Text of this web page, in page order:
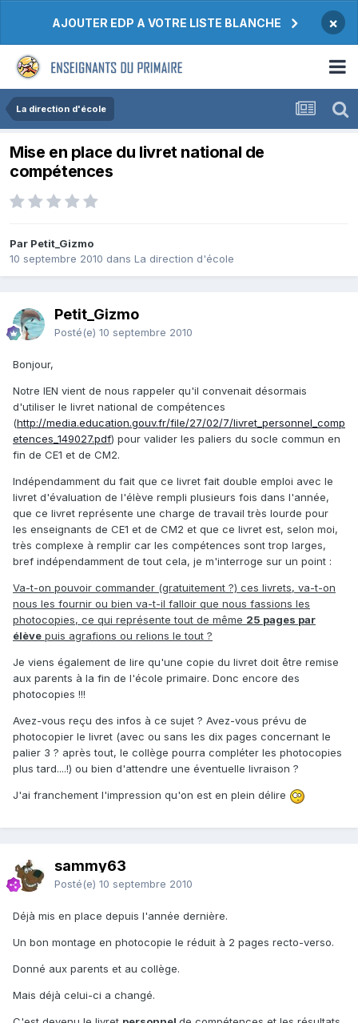
AJOUTER EDP A VOTRE LISTE BLANCHE ×
La direction d'école
Mise en place du livret national de
compétences
Par Petit_Gizmo
10 septembre 2010 dans La direction d'école
Petit_Gizmo
Posté(e) 10 septembre 2010
Bonjour,
Notre IEN vient de nous rappeler qu'il convenait désormais
d'utiliser le livret national de compétences
(http://media.education.gouv.fr/file/27/02/7/livret_personnel_comp
etences_149027.pdf) pour valider les paliers du socle commun en
fin de CE1 et de CM2.
Indépendamment du fait que ce livret fait double emploi avec le
livret d'évaluation de l'élève rempli plusieurs fois dans l'année,
que ce livret représente une charge de travail très lourde pour
les enseignants de CE1 et de CM2 et que ce livret est, selon moi,
très complexe à remplir car les compétences sont trop larges,
bref indépendamment de tout cela, je m'interroge sur un point :
Va-t-on pouvoir commander (gratuitement ?) ces livrets, va-t-on
nous les fournir ou bien va-t-il falloir que nous fassions les
photocopies, ce qui représente tout de même 25 pages par
élève puis agrafions ou relions le tout ?
Je viens également de lire qu'une copie du livret doit être remise
aux parents à la fin de l'école primaire. Donc encore des
photocopies !!!
Avez-vous reçu des infos à ce sujet ? Avez-vous prévu de
photocopier le livret (avec ou sans les dix pages concernant le
palier 3 ? après tout, le collège pourra compléter les photocopies
plus tard....!) ou bien d'attendre une éventuelle livraison ?
J'ai franchement l'impression qu'on est en plein délire
sammy63
Posté(e) 10 septembre 2010
Déjà mis en place depuis l'année dernière.
Un bon montage en photocopie le réduit à 2 pages recto-verso.
Donné aux parents et au collège.
Mais déjà celui-ci a changé.